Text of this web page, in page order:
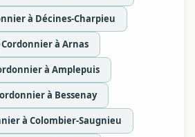
à Décines-Charpieu
Cordonnier à Arnas
à Amplepuis
à Bessenay
à Colombier-Saugnieu